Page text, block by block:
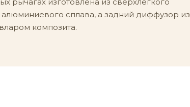
сплава, а задний диффузор из
композита.